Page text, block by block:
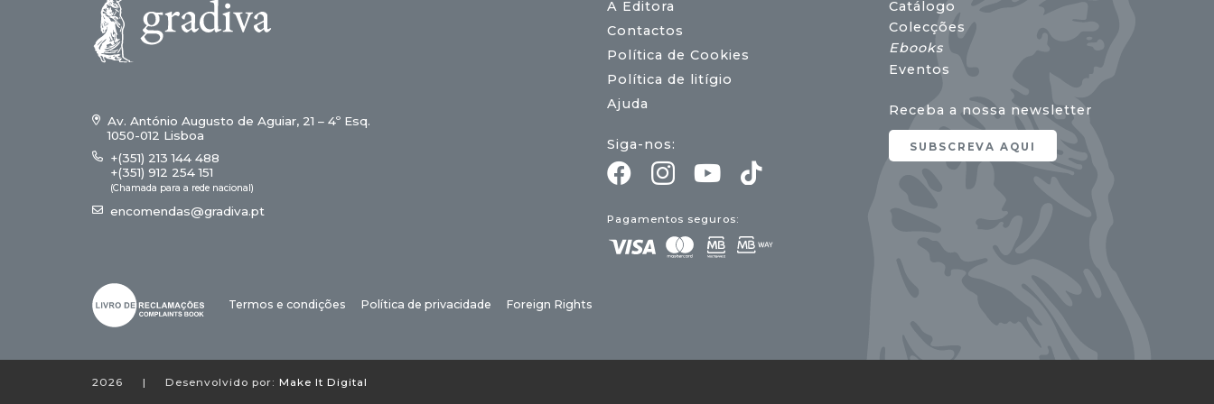
Av. António Augusto de Aguiar, 21 – 4º Esq.
1050-012 Lisboa
+(351) 213 144 488
+(351) 912 254 151
(Chamada para a rede nacional)
encomendas@gradiva.pt
A Editora
Contactos
Política de Cookies
Política de litígio
Ajuda
Siga-nos:
Pagamentos seguros:
Catálogo
Colecções
Ebooks
Eventos
Receba a nossa newsletter
SUBSCREVA AQUI
Termos e condições Política de privacidade Foreign Rights
2026 | Desenvolvido por:Make It Digital